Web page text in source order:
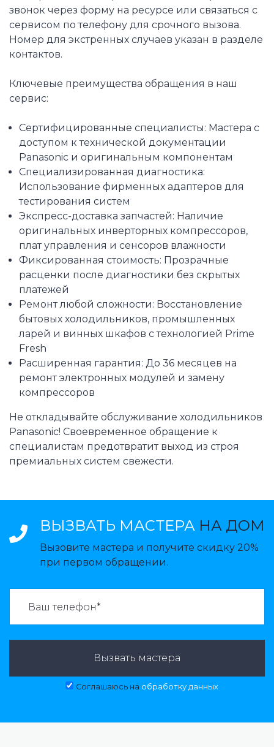
звонок через форму на ресурсе или связаться с
сервисом по телефону для срочного вызова.
Номер для экстренных случаев указан в разделе
контактов.
Ключевые преимущества обращения в наш
сервис:
Сертифицированные специалисты: Мастера с
доступом к технической документации
Panasonic и оригинальным компонентам
Специализированная диагностика:
Использование фирменных адаптеров для
тестирования систем
Экспресс-доставка запчастей: Наличие
оригинальных инверторных компрессоров,
плат управления и сенсоров влажности
Фиксированная стоимость: Прозрачные
расценки после диагностики без скрытых
платежей
Ремонт любой сложности: Восстановление
бытовых холодильников, промышленных
ларей и винных шкафов с технологией Prime
Fresh
Расширенная гарантия: До 36 месяцев на
ремонт электронных модулей и замену
компрессоров
Не откладывайте обслуживание холодильников
Panasonic! Своевременное обращение к
специалистам предотвратит выход из строя
премиальных систем свежести.
ВЫЗВАТЬ МАСТЕРА НА ДОМ
Вызовите мастера и получите скидку 20%
при первом обращении.
Вызвать мастера
Соглашаюсь на обработку данных